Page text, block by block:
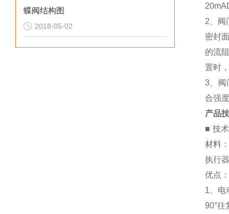
蝶阀结构图
2018-05-02
2 、
密封
的流
置时
3 、
合强
产品
■ 技
材料
执行
优点：
1 、
90°往